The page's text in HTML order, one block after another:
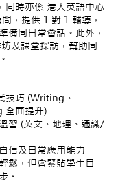
同時亦係 港大英語中心
，提供 1 對 1 輔導，
備同日常會話。此外，
及課堂探訪，幫助同
技巧 (Writing、
全面提升)
習 (英文、地理、通識/
信及日常應用能力
鬆，但會緊貼學生目
。